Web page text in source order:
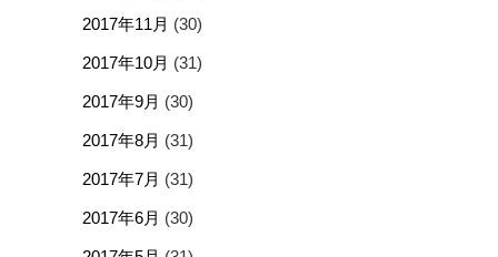
2017年11月 (30)
2017年10月 (31)
2017年9月 (30)
2017年8月 (31)
2017年7月 (31)
2017年6月 (30)